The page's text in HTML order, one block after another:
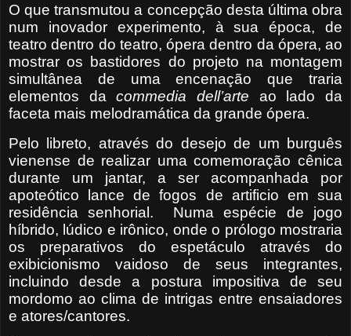
O que transmutou a concepção desta última obra
num inovador experimento, à sua época, de
teatro dentro do teatro, ópera dentro da ópera, ao
mostrar os bastidores do projeto na montagem
simultânea de uma encenação que traria
elementos dacommedia dell’arte ao lado da
faceta mais melodramática da grande ópera.
Pelo libreto, através do desejo de um burguês
vienense de realizar uma comemoração cênica
durante um jantar, a ser acompanhada por
apoteótico lance de fogos de artificio em sua
residência senhorial.
Numa espécie de jogo
híbrido, lúdico e irônico, onde o prólogo mostraria
os preparativos do espetáculo através do
exibicionismo vaidoso de seus integrantes,
incluindo desde a postura impositiva de seu
mordomo ao clima de intrigas entre ensaiadores
e atores/cantores.